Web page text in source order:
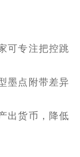
可专注把控跳
墨点附带差异
出货币，降低